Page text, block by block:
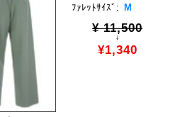
ﾌｧﾚｯﾄｻｲｽﾞ:
M
¥ 11,500
↓
¥1,340